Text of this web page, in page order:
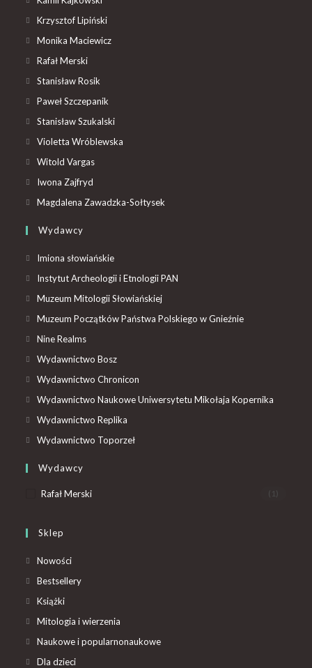
Krzysztof Lipiński
Monika Maciewicz
Rafał Merski
Stanisław Rosik
Paweł Szczepanik
Stanisław Szukalski
Violetta Wróblewska
Witold Vargas
Iwona Zajfryd
Magdalena Zawadzka-Sołtysek
Wydawcy
Imiona słowiańskie
Instytut Archeologii i Etnologii PAN
Muzeum Mitologii Słowiańskiej
Muzeum Początków Państwa Polskiego w Gnieźnie
Nine Realms
Wydawnictwo Bosz
Wydawnictwo Chronicon
Wydawnictwo Naukowe Uniwersytetu Mikołaja Kopernika
Wydawnictwo Replika
Wydawnictwo Toporzeł
Wydawcy
Rafał Merski (1)
Sklep
Nowości
Bestsellery
Książki
Mitologia i wierzenia
Naukowe i popularnonaukowe
Dla dzieci